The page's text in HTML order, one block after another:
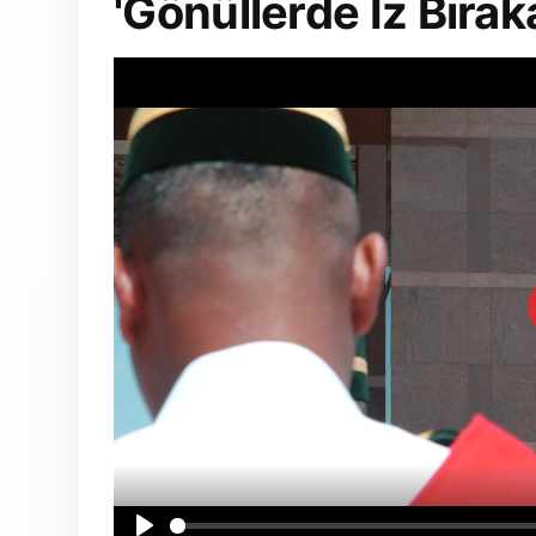
'Gönüllerde İz